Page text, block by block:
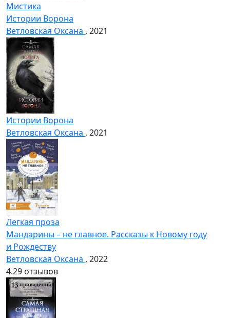
Мистика
Истории Ворона
Ветловская Оксана , 2021
Истории Ворона
Ветловская Оксана , 2021
Легкая проза
Мандарины – не главное. Рассказы к Новому году
и Рождеству
Ветловская Оксана , 2022
4.29 отзывов